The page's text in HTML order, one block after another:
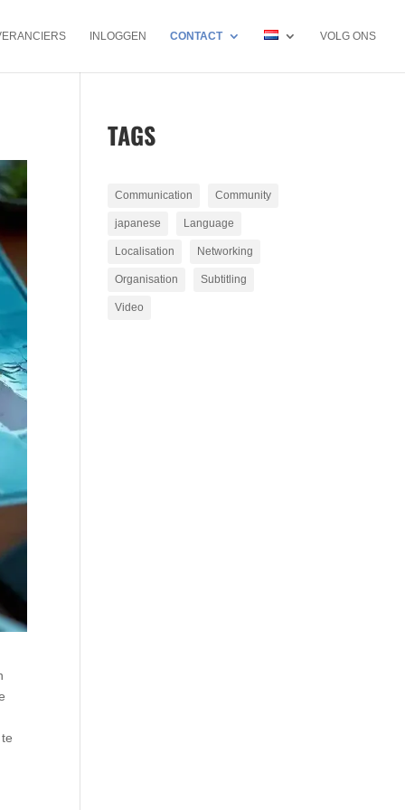
INLOGGEN CONTACT VOLG ONS
TAGS
Communication Community
japanese Language
Localisation Networking
Organisation Subtitling
Video